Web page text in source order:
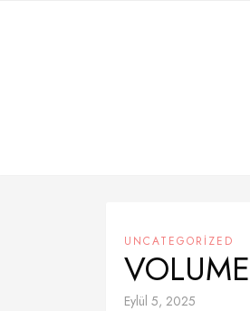
UNCATEGORIZED
Eylül 5, 2025